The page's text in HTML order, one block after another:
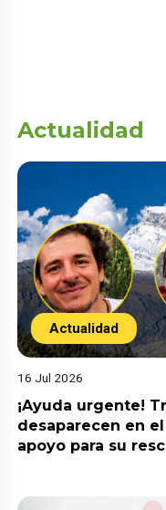
Actualidad
Actualidad
16 Jul 2026
¡Ayuda urgente!
desaparecen en
apoyo para su